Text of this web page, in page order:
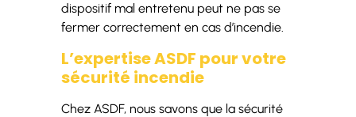
dispositif mal entretenu peut ne pas se
fermer correctement en cas d’incendie.
L’expertise ASDF pour votre
sécurité incendie
Chez ASDF, nous savons que la sécurité